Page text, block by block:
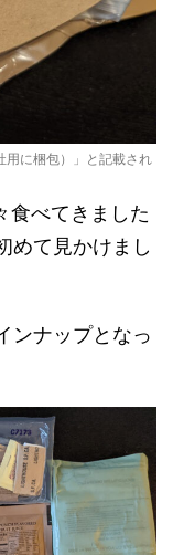
用に梱包）」と記載され
食べてきました
めて見かけまし
ンナップとなっ